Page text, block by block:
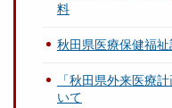
料
秋田県医療保健福祉
「秋田県外来医療
いて